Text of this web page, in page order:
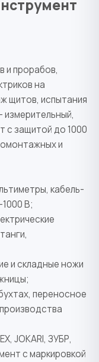
и прорабов,
на
щитов, испытания
с защитой до 1000
и
кабель-
В;
и складные ножи
переносное
JOKARI, ЗУБР,
с маркировкой